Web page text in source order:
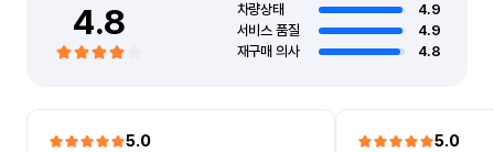
4.8 차량상태
4.9
서비스 품질
4.9
재구매 의사
4.8
5.0 5.0